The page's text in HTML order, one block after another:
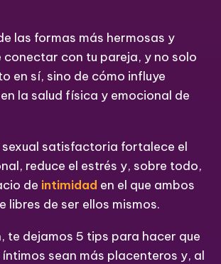
las formas más hermosas y
con tu pareja, y no solo
en sí, sino de cómo influye
la salud física y emocional de
sexual satisfactoria fortalece el
reduce el estrés y, sobre todo,
de intimidad en el que ambos
libres de ser ellos mismos.
te dejamos 5 tips para hacer que
sean más placenteros y, al